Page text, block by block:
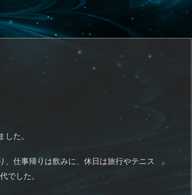
た。
仕事帰りは飲みに、休日は旅行やテニス
でした。